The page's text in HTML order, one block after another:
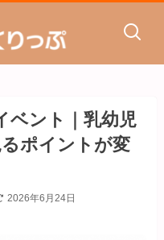
ベント｜乳幼児
ポイントが変
2026年6月24日